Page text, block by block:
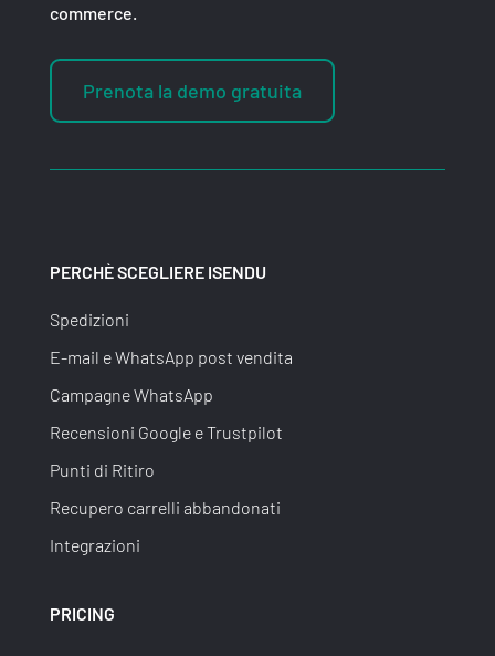
commerce.
Prenota la demo gratuita
PERCHÈ SCEGLIERE ISENDU
Spedizioni
E-mail e WhatsApp post vendita
Campagne WhatsApp
Recensioni Google e Trustpilot
Punti di Ritiro
Recupero carrelli abbandonati
Integrazioni
PRICING